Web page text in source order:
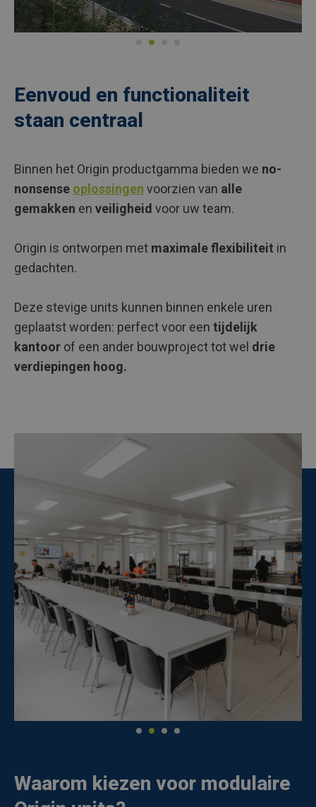
Eenvoud en functionaliteit
staan centraal
Binnen het Origin productgamma bieden we no-
nonsense oplossingen voorzien van alle
gemakken en veiligheid voor uw team.
Origin is ontworpen met maximale flexibiliteit in
gedachten.
Deze stevige units kunnen binnen enkele uren
geplaatst worden: perfect voor een tijdelijk
kantoor of een ander bouwproject tot wel drie
verdiepingen hoog.
Waarom kiezen voor modulaire